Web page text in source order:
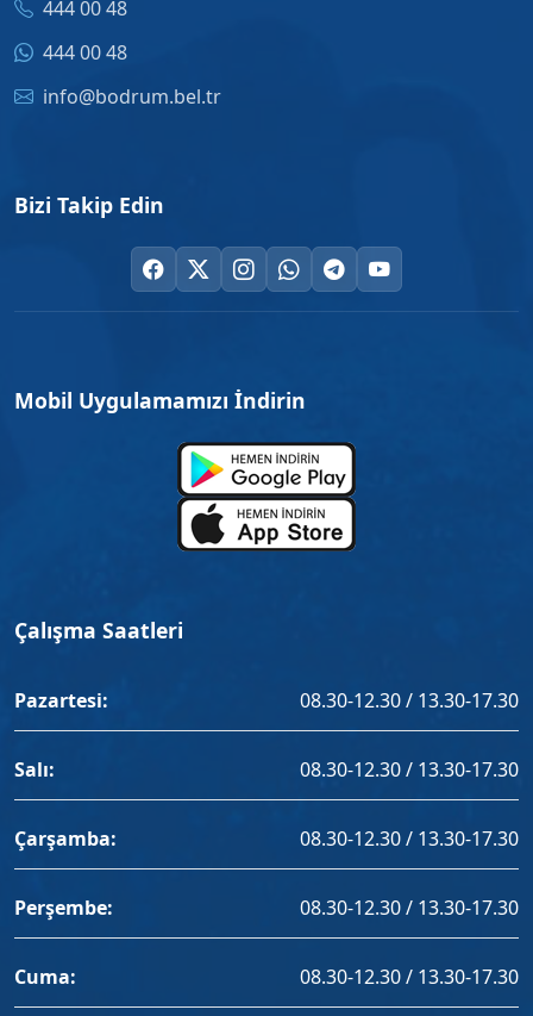
444 00 48
444 00 48
info@bodrum.bel.tr
Bizi Takip Edin
Mobil Uygulamamızı İndirin
Çalışma Saatleri
Pazartesi: 08.30-12.30 / 13.30-17.30
Salı: 08.30-12.30 / 13.30-17.30
Çarşamba: 08.30-12.30 / 13.30-17.30
Perşembe: 08.30-12.30 / 13.30-17.30
Cuma: 08.30-12.30 / 13.30-17.30